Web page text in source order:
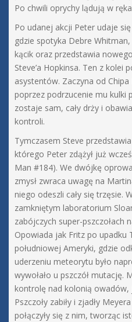
Po chwili oprychy lądują w
Po udanej akcji Peter udaje
gdzie spotyka Debre
kącik oraz przedstawia
Steve’a Hopkinsa. Ten z kolei
asystentów. Zaczyna od
poprzez podrzucenie mu kulki
zostaje sam, cały drży i
kontroli.
Tymczasem Steve
którego Peter zdążył już
Man #184). We dwójkę
zmysł zwraca uwagę na
niego odeszli cały się trzęsie.
zamkniętym laboratorium
zabójczych super-pszczołach
Opowiada jak Fritz po upadku
południowej Ameryki, gdzie
uderzeniu meteorytu było
wywołało u pszczół mutację.
kontrolę nad kolonią owadów,
Pszczoły zabiły i zjadły
połączyły się z nim, tworząc